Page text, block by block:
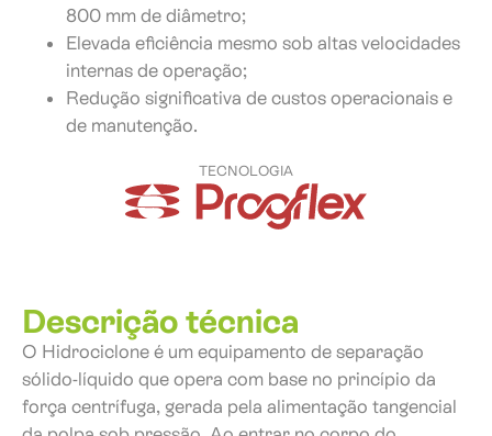
800 mm de diâmetro;
Elevada eficiência mesmo sob altas velocidades
internas de operação;
Redução significativa de custos operacionais e
de manutenção.
TECNOLOGIA
Descrição técnica
O Hidrociclone é um equipamento de separação
sólido-líquido que opera com base no princípio da
força centrífuga, gerada pela alimentação tangencial